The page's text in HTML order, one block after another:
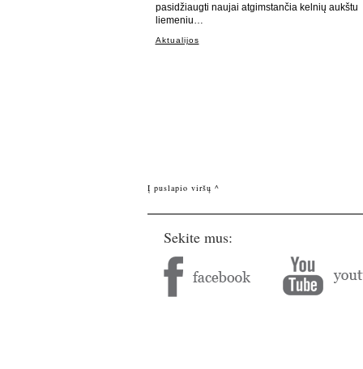
pasidžiaugti naujai atgimstančia kelnių aukštu
liemeniu…
Aktualijos
Į puslapio viršų ^
Sekite mus: